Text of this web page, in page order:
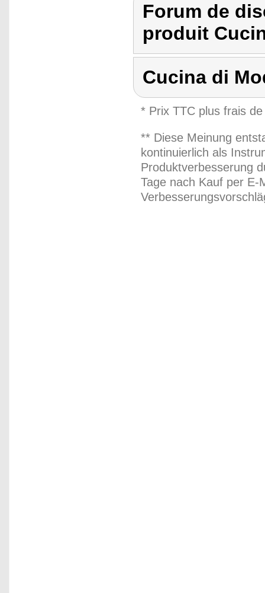
Forum de
produit
Cucina di
* Prix TTC plus frais
** Diese Meinung
kontinuierlich als
Produktverbesserung
Tage nach Kauf per E-